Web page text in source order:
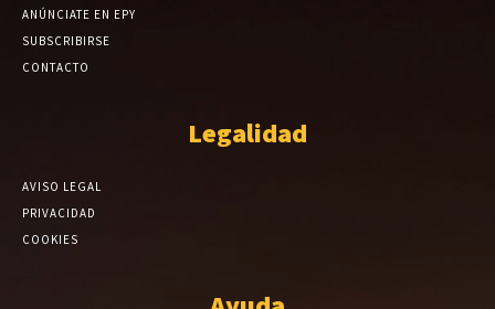
ANÚNCIATE EN EPY
SUBSCRIBIRSE
CONTACTO
Legalidad
AVISO LEGAL
PRIVACIDAD
COOKIES